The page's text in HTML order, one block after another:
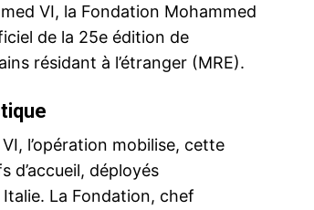
VI, la Fondation Mohammed
de la 25e édition de
résidant à l’étranger (MRE).
l’opération mobilise, cette
d’accueil, déployés
La Fondation, chef